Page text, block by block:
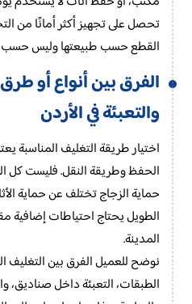
تحصل على تجهيز أكثر أمانًا من
القطع حسب طبيعتها وليس
الفرق بين أنواع أو طرق
والتعبئة في الأردن
اختيار طريقة التغليف المناسبة
الحفظ وطريقة النقل. فليست كل
حماية الزجاج تختلف عن حماية
الطويل يحتاج احتياطات إضافية
المدينة.
نوضح للعميل الفرق بين التغليف
الطبقات، التعبئة داخل صناديق،